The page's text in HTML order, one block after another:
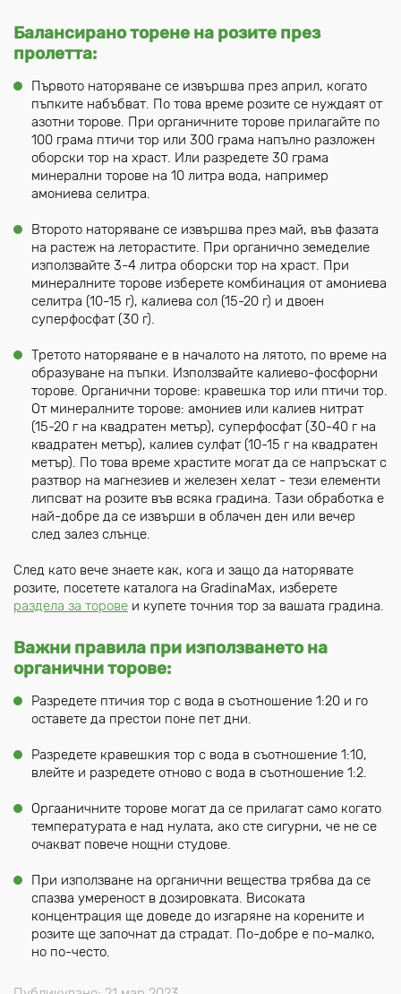
Балансирано торене на розите през
пролетта:
Първото наторяване се извършва през април, когато
пъпките набъбват. По това време розите се нуждаят от
азотни торове. При органичните торове прилагайте по
100 грама птичи тор или 300 грама напълно разложен
оборски тор на храст. Или разредете 30 грама
минерални торове на 10 литра вода, например
амониева селитра.
Второто наторяване се извършва през май, във фазата
на растеж на леторастите. При органично земеделие
използвайте 3-4 литра оборски тор на храст. При
минералните торове изберете комбинация от амониева
селитра (10-15 г), калиева сол (15-20 г) и двоен
суперфосфат (30 г).
Третото наторяване е в началото на лятото, по време на
образуване на пъпки. Използвайте калиево-фосфорни
торове. Органични торове: кравешка тор или птичи тор.
От минералните торове: амониев или калиев нитрат
(15-20 г на квадратен метър), суперфосфат (30-40 г на
квадратен метър), калиев сулфат (10-15 г на квадратен
метър). По това време храстите могат да се напръскат с
разтвор на магнезиев и железен хелат - тези елементи
липсват на розите във всяка градина. Тази обработка е
най-добре да се извърши в облачен ден или вечер
след залез слънце.
След като вече знаете как, кога и защо да наторявате
розите, посетете каталога на GradinaMax, изберете
раздела за торове и купете точния тор за вашата градина.
Важни правила при използването на
органични торове:
Разредете птичия тор с вода в съотношение 1:20 и го
оставете да престои поне пет дни.
Разредете кравешкия тор с вода в съотношение 1:10,
влейте и разредете отново с вода в съотношение 1:2.
Оргаaничните торове могат да се прилагат само когато
температурата е над нулата, ако сте сигурни, че не се
очакват повече нощни студове.
При използване на органични вещества трябва да се
спазва умереност в дозировката. Високата
концентрация ще доведе до изгаряне на корените и
розите ще започнат да страдат. По-добре е по-малко,
но по-често.